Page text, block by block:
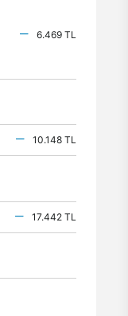
6.469 TL
10.148 TL
17.442 TL